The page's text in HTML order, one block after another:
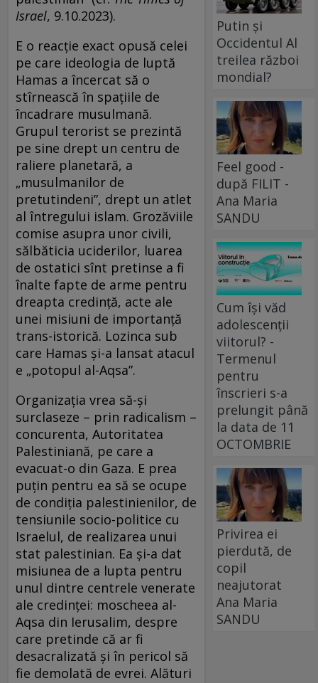
Israel, 9.10.2023).
E o reacţie exact opusă celei
pe care ideologia de luptă
Hamas a încercat să o
stîrnească în spaţiile de
încadrare musulmană.
Grupul terorist se prezintă
pe sine drept un centru de
raliere planetară, a
„musulmanilor de
pretutindeni”, drept un atlet
al întregului islam. Grozăviile
comise asupra unor civili,
sălbăticia uciderilor, luarea
de ostatici sînt pretinse a fi
înalte fapte de arme pentru
dreapta credinţă, acte ale
unei misiuni de importanţă
trans-istorică. Lozinca sub
care Hamas şi-a lansat atacul
e „potopul al-Aqsa”.
Organizaţia vrea să-şi
surclaseze – prin radicalism –
concurenta, Autoritatea
Palestiniană, pe care a
evacuat-o din Gaza. E prea
puţin pentru ea să se ocupe
de condiţia palestinienilor, de
tensiunile socio-politice cu
Israelul, de realizarea unui
stat palestinian. Ea şi-a dat
misiunea de a lupta pentru
unul dintre centrele venerate
ale credinţei: moscheea al-
Aqsa din Ierusalim, despre
care pretinde că ar fi
desacralizată şi în pericol să
fie demolată de evrei. Alături
Putin și
Occidentul Al
treilea război
mondial?
Feel good -
după FILIT -
Ana Maria
SANDU
Cum își văd
adolescenții
viitorul? -
Termenul
pentru
înscrieri s-a
prelungit până
la data de 11
OCTOMBRIE
Privirea ei
pierdută, de
copil
neajutorat
Ana Maria
SANDU